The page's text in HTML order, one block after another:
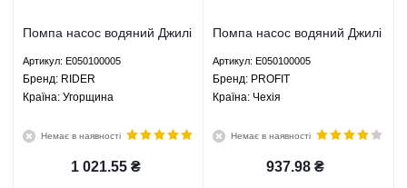
Помпа насос водяний Джилі
Крос Ліфан 320 520 620 -
E050100005 RIDER
Артикул: E050100005
Брeнд: RIDER
Країна: Угорщина
Немає в наявності
1 021.55₴
Помпа насос водяний Джилі
Крос Ліфан 320 520 620 -
E050100005 PROFIT
Артикул: E050100005
Брeнд: PROFIT
Країна: Чехія
Немає в наявності
937.98 ₴